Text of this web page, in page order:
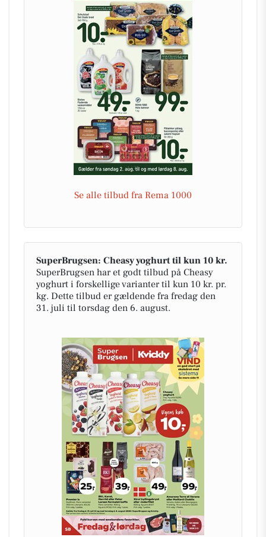
Se alle tilbud fra Rema 1000
SuperBrugsen: Cheasy yoghurt til kun 10 kr.
SuperBrugsen har et godt tilbud på Cheasy
yoghurt i forskellige varianter til kun 10 kr. pr.
kg. Dette tilbud er gældende fra fredag den
31. juli til torsdag den 6. august.